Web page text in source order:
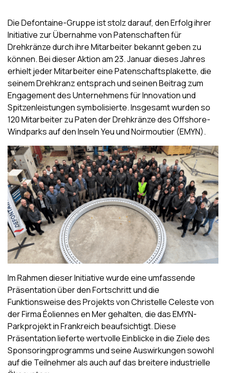
Die Defontaine-Gruppe ist stolz darauf, den Erfolg ihrer
Initiative zur Übernahme von Patenschaften für
Drehkränze durch ihre Mitarbeiter bekannt geben zu
können. Bei dieser Aktion am 23. Januar dieses Jahres
erhielt jeder Mitarbeiter eine Patenschaftsplakette, die
seinem Drehkranz entsprach und seinen Beitrag zum
Engagement des Unternehmens für Innovation und
Spitzenleistungen symbolisierte. Insgesamt wurden so
120 Mitarbeiter zu Paten der Drehkränze des Offshore-
Windparks auf den Inseln Yeu und Noirmoutier (EMYN).
Im Rahmen dieser Initiative wurde eine umfassende
Präsentation über den Fortschritt und die
Funktionsweise des Projekts von Christelle Celeste von
der Firma Éoliennes en Mer gehalten, die das EMYN-
Parkprojekt in Frankreich beaufsichtigt. Diese
Präsentation lieferte wertvolle Einblicke in die Ziele des
Sponsoringprogramms und seine Auswirkungen sowohl
auf die Teilnehmer als auch auf das breitere industrielle